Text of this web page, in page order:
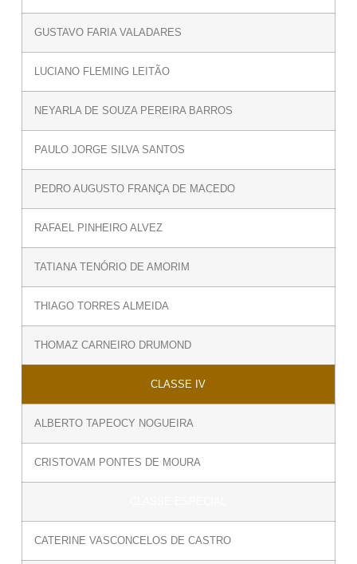
GUSTAVO FARIA VALADARES
LUCIANO FLEMING LEITÃO
NEYARLA DE SOUZA PEREIRA BARROS
PAULO JORGE SILVA SANTOS
PEDRO AUGUSTO FRANÇA DE MACEDO
RAFAEL PINHEIRO ALVEZ
TATIANA TENÓRIO DE AMORIM
THIAGO TORRES ALMEIDA
THOMAZ CARNEIRO DRUMOND
CLASSE IV
ALBERTO TAPEOCY NOGUEIRA
CRISTOVAM PONTES DE MOURA
CATERINE VASCONCELOS DE CASTRO